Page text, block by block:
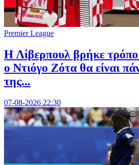
Premier League
Η Λίβερπουλ βρήκε
ο Ντιόγο Ζότα θα είναι
της...
07-08-2026 22:30